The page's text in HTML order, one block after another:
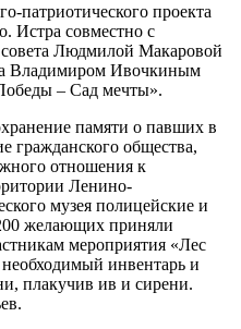
патриотического проекта
Истра совместно с
Людмилой Макаровой
Владимиром Ивочкиным
– Сад мечты».
памяти о павших в
гражданского общества,
отношения к
Ленино-
музея полицейские и
желающих приняли
мероприятия «Лес
инвентарь и
плакучив ив и сирени.